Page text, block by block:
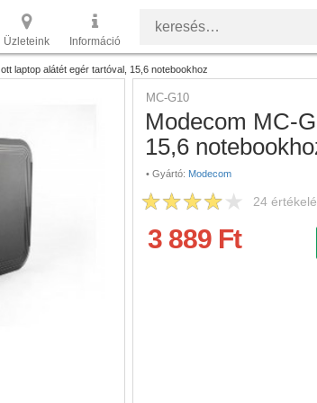
Üzleteink
Információ
laptop alátét egér tartóval, 15,6 notebookhoz
MC-G10
Modecom MC-
15,6
• Gyártó: Modecom
24
3 889 Ft